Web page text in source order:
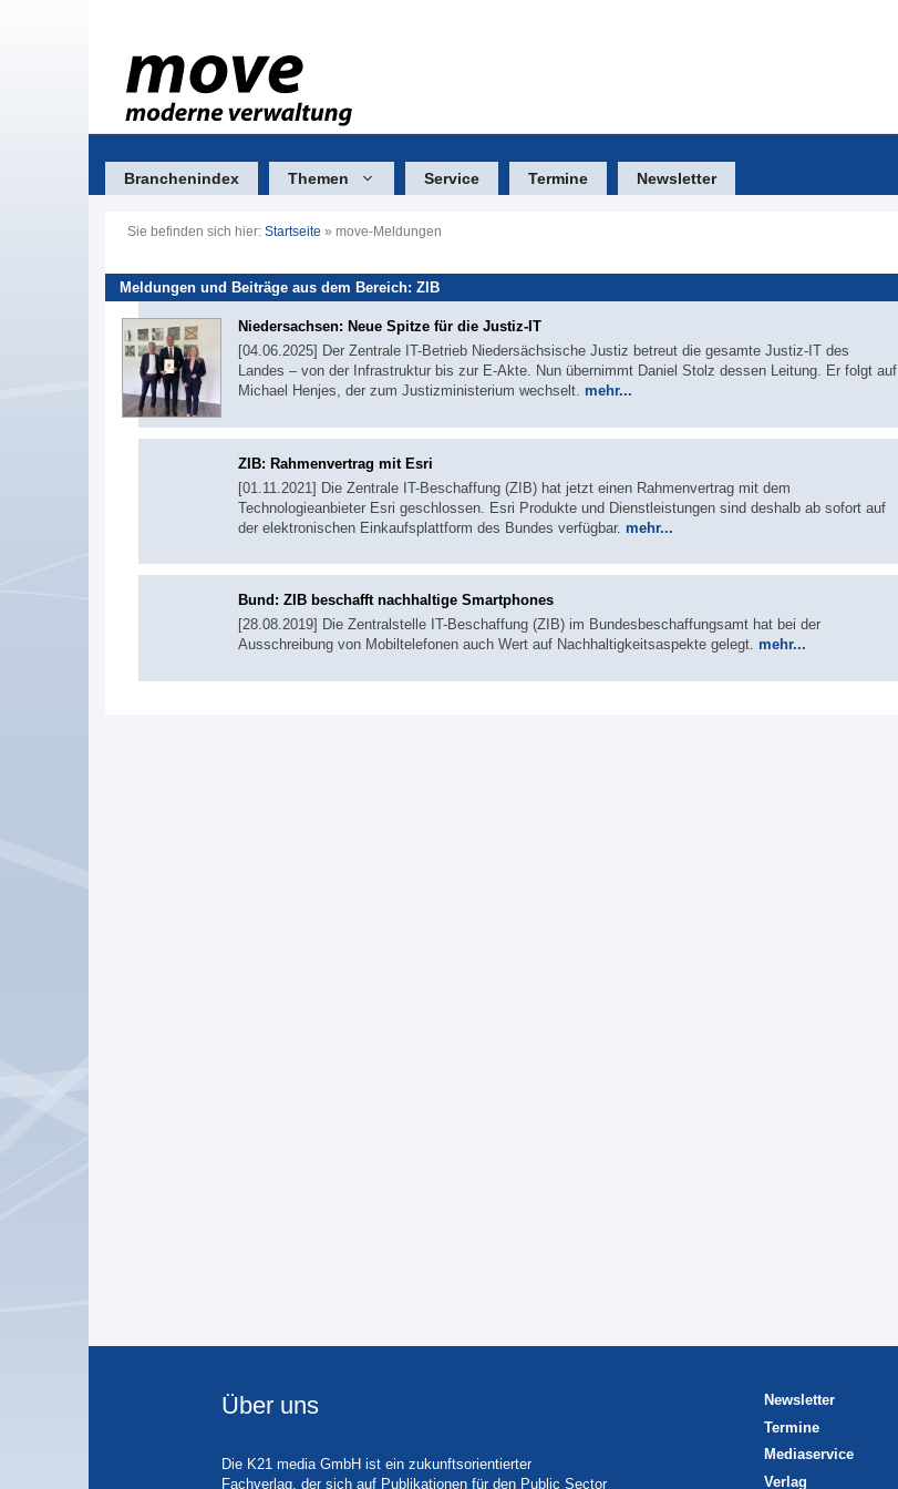
Branchenindex Themen Service Termine Newsletter
Sie befinden sich hier: Startseite » move-Meldungen
Meldungen und Beiträge aus dem Bereich: ZIB
Niedersachsen: Neue Spitze für die Justiz-IT
[04.06.2025] Der Zentrale IT-Betrieb Niedersächsische Justiz betreut die gesamte Justiz-IT des
Landes – von der Infrastruktur bis zur E-Akte. Nun übernimmt Daniel Stolz dessen Leitung. Er folgt auf
Michael Henjes, der zum Justizministerium wechselt. mehr...
ZIB: Rahmenvertrag mit Esri
[01.11.2021] Die Zentrale IT-Beschaffung (ZIB) hat jetzt einen Rahmenvertrag mit dem
Technologieanbieter Esri geschlossen. Esri Produkte und Dienstleistungen sind deshalb ab sofort auf
der elektronischen Einkaufsplattform des Bundes verfügbar. mehr...
Bund: ZIB beschafft nachhaltige Smartphones
[28.08.2019] Die Zentralstelle IT-Beschaffung (ZIB) im Bundesbeschaffungsamt hat bei der
Ausschreibung von Mobiltelefonen auch Wert auf Nachhaltigkeitsaspekte gelegt. mehr...
Über uns
Die K21 media GmbH ist ein zukunftsorientierter
Fachverlag, der sich auf Publikationen für den Public Sector
Newsletter
Termine
Mediaservice
Verlag